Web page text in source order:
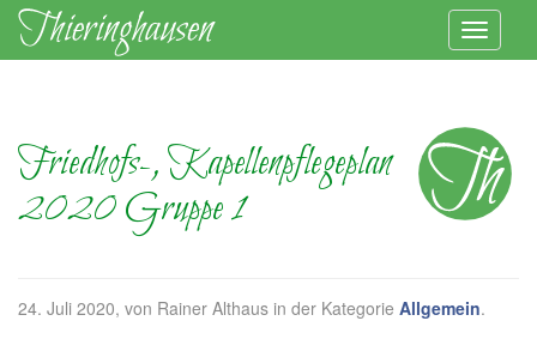
Friedhofs-, Kapellenpflegeplan
2020 Gruppe 1
24. Juli 2020, von Rainer Althaus in der Kategorie Allgemein.